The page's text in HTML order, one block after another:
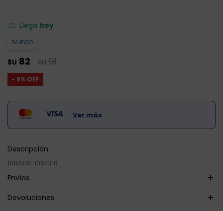
Llega hoy
DAIRYCO
$U 82 $U 91
9
Ver más
Descripción
1084310-1084310
Envíos
Devoluciones